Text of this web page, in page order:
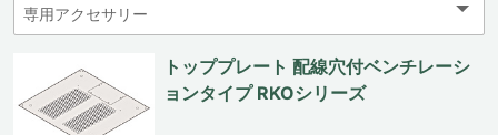
トッププレート 配線穴付ベンチレーシ
ョンタイプ RKOシリーズ